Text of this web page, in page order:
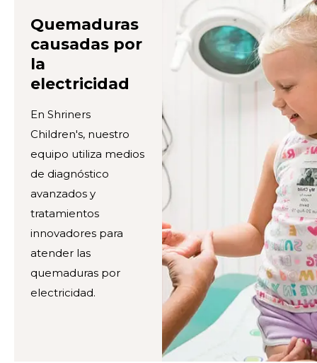
Quemaduras
causadas por
la
electricidad
En Shriners
Children's, nuestro
equipo utiliza medios
de diagnóstico
avanzados y
tratamientos
innovadores para
atender las
quemaduras por
electricidad.